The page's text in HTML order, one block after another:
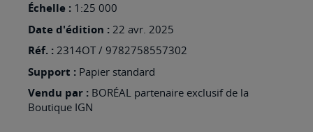
Échelle : 1:25 000
Date d'édition : 22 avr. 2025
Réf. : 2314OT / 9782758557302
Support : Papier standard
Vendu par : BORÉAL partenaire exclusif de la
Boutique IGN